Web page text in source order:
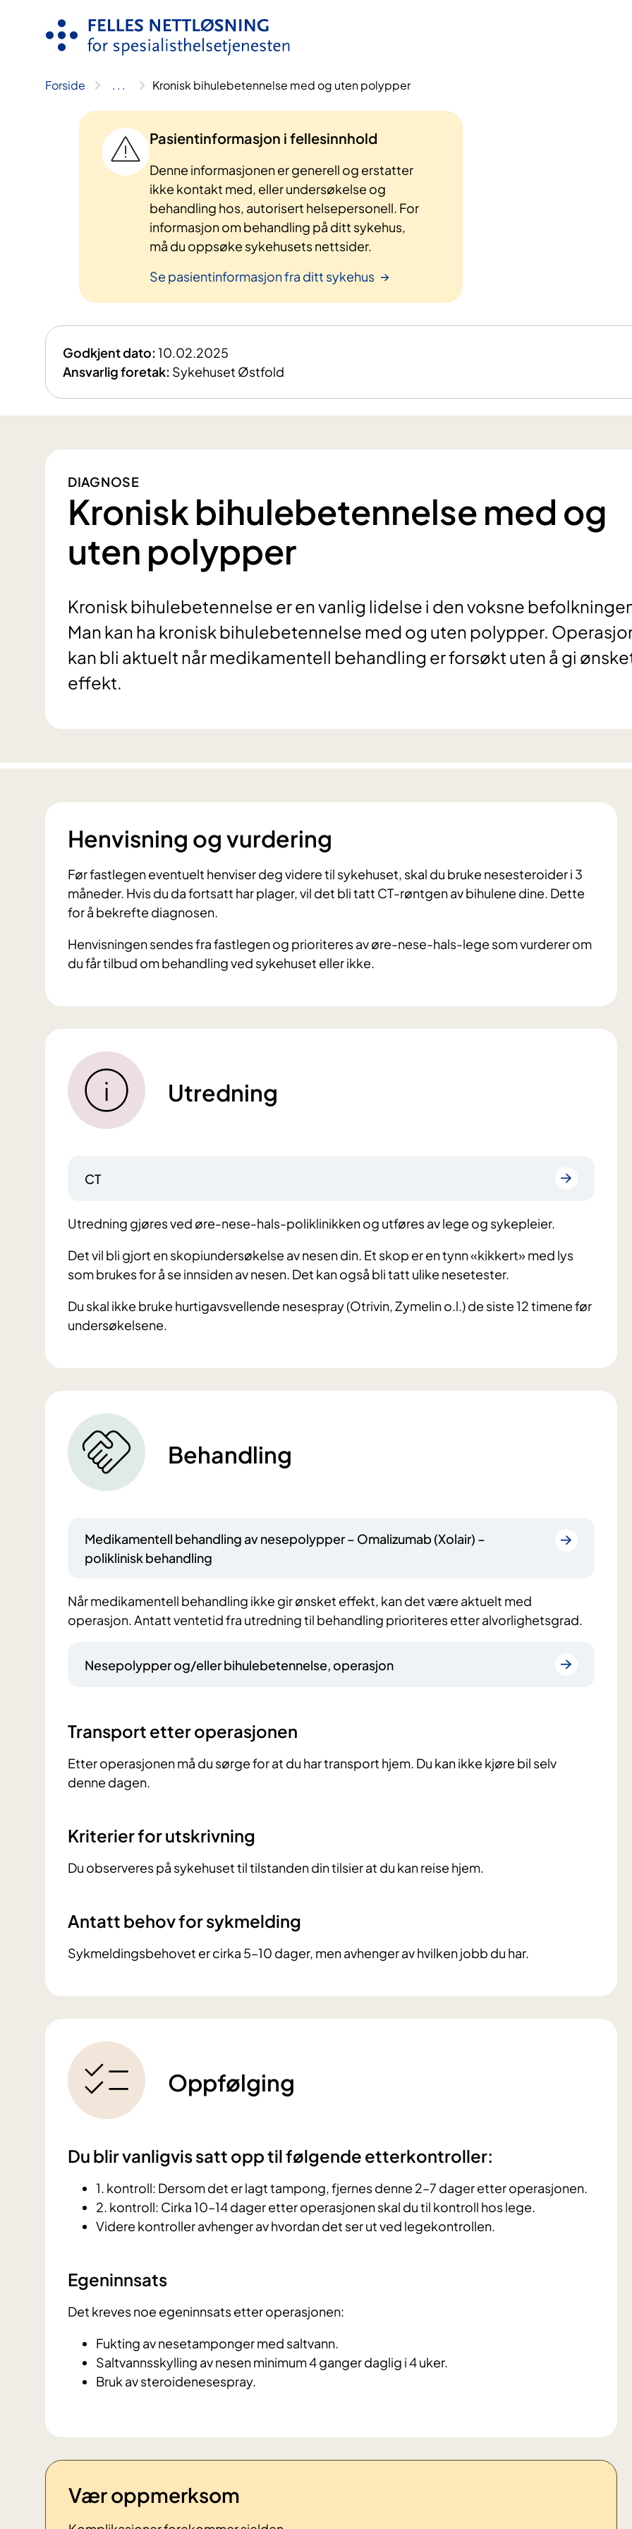
Forside .. . Kronisk bihulebetennelse med og uten polypper
Pasientinformasjon i fellesinnhold
Denne informasjonen er generell og erstatter
ikke kontakt med, eller undersøkelse og
behandling hos, autorisert helsepersonell. For
informasjon om behandling på ditt sykehus,
må du oppsøke sykehusets nettsider.
Se pasientinformasjon fra ditt sykehus
Godkjent dato:10.02.2025
Ansvarlig foretak: Sykehuset Østfold
DIAGNOSE
Kronisk bihulebetennelse med og
uten polypper
Kronisk bihulebetennelse er en vanlig lidelse i den voksne
Man kan ha kronisk bihulebetennelse med og uten polypper.
kan bli aktuelt når medikamentell behandling er forsøkt uten å gi
effekt.
Henvisning og vurdering
Før fastlegen eventuelt henviser deg videre til sykehuset, skal du bruke nesesteroider i 3
måneder. Hvis du da fortsatt har plager, vil det bli tatt CT-røntgen av bihulene dine. Dette
for å bekrefte diagnosen.
Henvisningen sendes fra fastlegen og prioriteres av øre-nese-hals-lege som vurderer om
du får tilbud om behandling ved sykehuset eller ikke.
Utredning
CT
Utredning gjøres ved øre-nese-hals-poliklinikken og utføres av lege og sykepleier.
Det vil bli gjort en skopiundersøkelse av nesen din. Et skop er en tynn «kikkert» med lys
som brukes for å se innsiden av nesen. Det kan også bli tatt ulike nesetester.
Du skal ikke bruke hurtigavsvellende nesespray (Otrivin, Zymelin o.l.) de siste 12 timene før
undersøkelsene.
Behandling
Medikamentell behandling av nesepolypper – Omalizumab (Xolair) –
poliklinisk behandling
Når medikamentell behandling ikke gir ønsket effekt, kan det være aktuelt med
operasjon. Antatt ventetid fra utredning til behandling prioriteres etter alvorlighetsgrad.
Nesepolypper og/eller bihulebetennelse, operasjon
Transport etter operasjonen
Etter operasjonen må du sørge for at du har transport hjem. Du kan ikke kjøre bil selv
denne dagen.
Kriterier for utskrivning
Du observeres på sykehuset til tilstanden din tilsier at du kan reise hjem.
Antatt behov for sykmelding
Sykmeldingsbehovet er cirka 5–10 dager, men avhenger av hvilken jobb du har.
Oppfølging
Du blir vanligvis satt opp til følgende etterkontroller:
1. kontroll: Dersom det er lagt tampong, fjernes denne 2–7 dager etter operasjonen.
2. kontroll: Cirka 10–14 dager etter operasjonen skal du til kontroll hos lege.
Videre kontroller avhenger av hvordan det ser ut ved legekontrollen.
Egeninnsats
Det kreves noe egeninnsats etter operasjonen:
Fukting av nesetamponger med saltvann.
Saltvannsskylling av nesen minimum 4 ganger daglig i 4 uker.
Bruk av steroidenesespray.
Vær oppmerksom